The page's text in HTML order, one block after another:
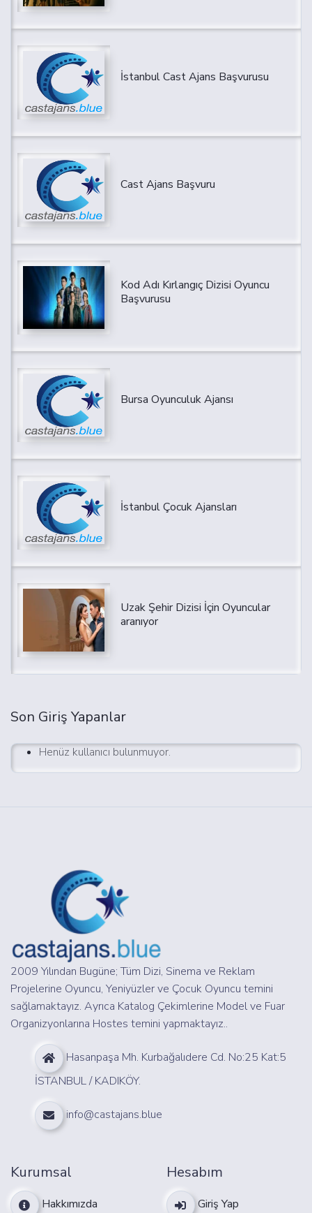
İstanbul Cast Ajans Başvurusu
Cast Ajans Başvuru
Kod Adı Kırlangıç Dizisi Oyuncu
Başvurusu
Bursa Oyunculuk Ajansı
İstanbul Çocuk Ajansları
Uzak Şehir Dizisi İçin Oyuncular
aranıyor
Son Giriş Yapanlar
Henüz kullanıcı bulunmuyor.
2009 Yılından Bugüne; Tüm Dizi, Sinema ve Reklam
Projelerine Oyuncu, Yeniyüzler ve Çocuk Oyuncu temini
sağlamaktayız. Ayrıca Katalog Çekimlerine Model ve Fuar
Organizyonlarına Hostes temini yapmaktayız..
Hasanpaşa Mh. Kurbağalıdere Cd. No:25 Kat:5
İSTANBUL / KADIKÖY.
info@castajans.blue
Kurumsal
Hakkımızda
Hesabım
Giriş Yap